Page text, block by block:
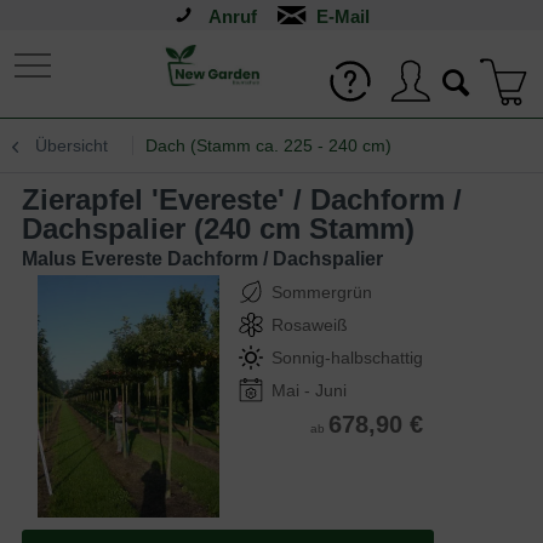
Anruf
Übersicht Dach (Stamm ca. 225 - 240 cm)
Zierapfel 'Evereste' / Dachform /
Dachspalier (240 cm Stamm)
Malus Evereste Dachform / Dachspalier
Sommergrün
Rosaweiß
Sonnig-halbschattig
Mai - Juni
ab 678,90 €